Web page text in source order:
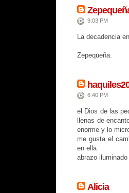
9:03 PM
La decadencia
Zepequeña.
6:40 PM
el Dios de las
llenas de
enorme y lo
me gusta el
en ella
abrazo iluminado
Alicia